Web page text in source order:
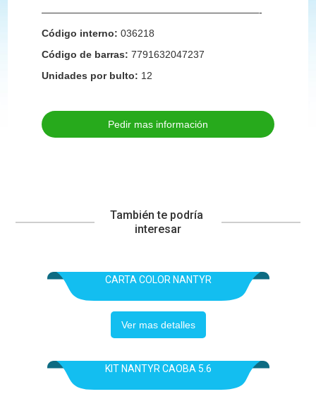
——————————————————————-
Código interno: 036218
Código de barras:7791632047237
Unidades por bulto: 12
Pedir mas información
También te podría
interesar
CARTA COLOR NANTYR
Ver mas detalles
KIT NANTYR CAOBA 5.6